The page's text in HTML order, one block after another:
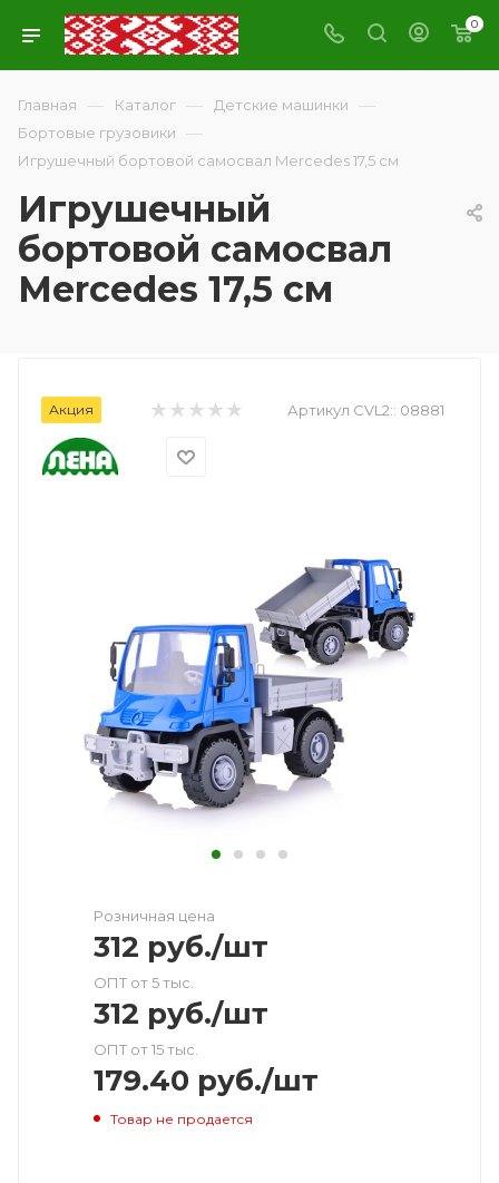
0
Главная — Каталог — Детские машинки —
Бортовые грузовики —
Игрушечный бортовой самосвал Mercedes 17,5 см
Игрушечный
бортовой самосвал
Mercedes 17,5 см
Акция Артикул CVL2:: 08881
Розничная цена
312 руб./шт
ОПТ от 5 тыс.
312 руб./шт
ОПТ от 15 тыс.
179.40 руб./шт
Товар не продается